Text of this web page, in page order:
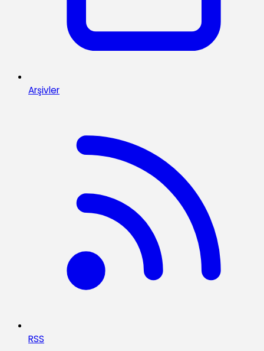
Arşivler
RSS